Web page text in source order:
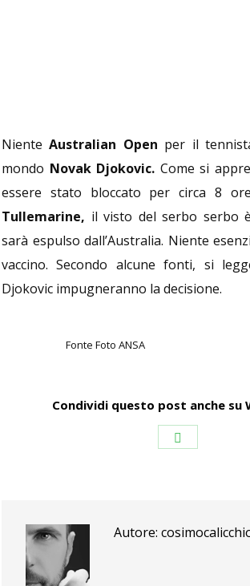
NienteAustralian Open per il
mondo Novak Djokovic. Come si
essere stato bloccato per circa 8
Tullemarine, il visto del serbo serbo
sarà espulso dall’Australia. Niente
vaccino. Secondo alcune fonti, si
Djokovic impugneranno la decisione.
Fonte Foto ANSA
Condividi questo post anche su
Autore: